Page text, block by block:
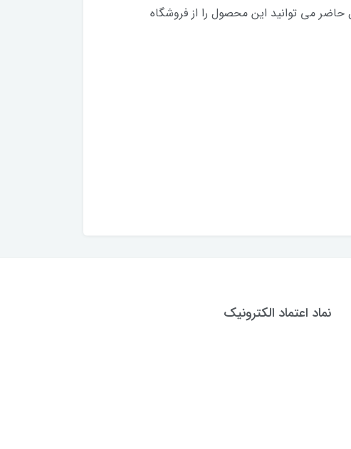
می توانید این محصول را از فروشگاه
نماد اعتماد الکترونیک